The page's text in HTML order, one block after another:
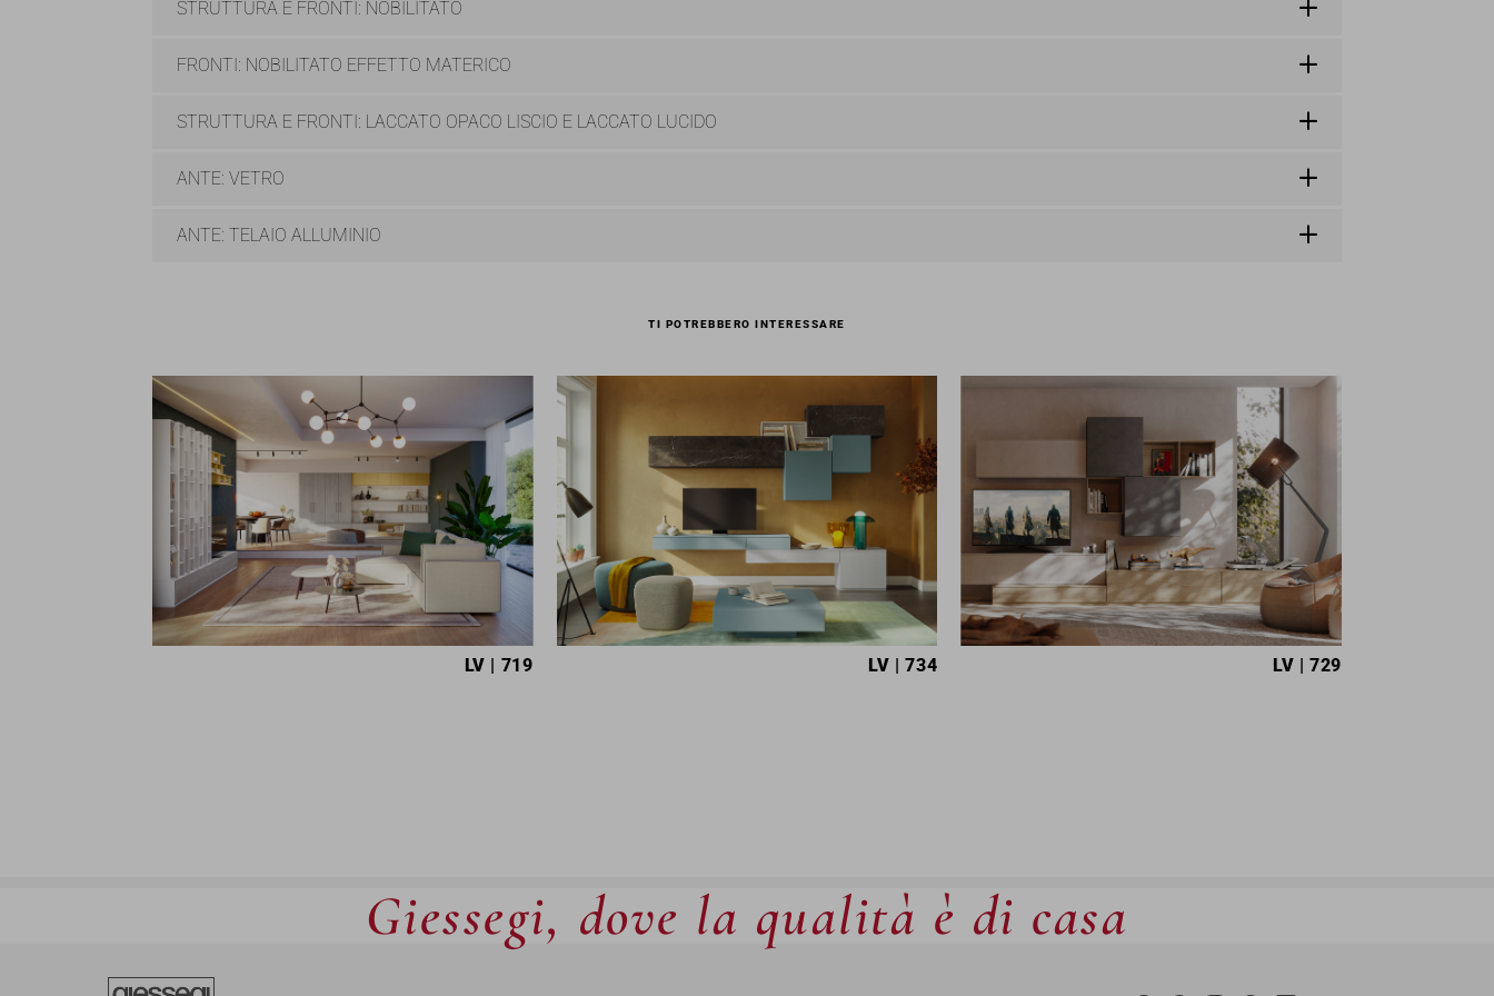
STRUTTURA E FRONTI: NOBILITATO
FRONTI: NOBILITATO EFFETTO MATERICO
STRUTTURA E FRONTI: LACCATO OPACO LISCIO E LACCATO LUCIDO
ANTE: VETRO
ANTE: TELAIO ALLUMINIO
TI POTREBBERO INTERESSARE
LV | 719 LV | 734 LV | 729
Giessegi, dove la qualità è di casa